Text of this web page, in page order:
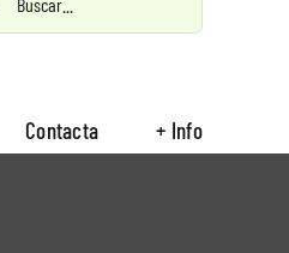
Contacta + Info